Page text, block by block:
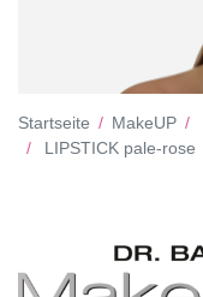
Startseite MakeUP
LIPSTICK pale-rose